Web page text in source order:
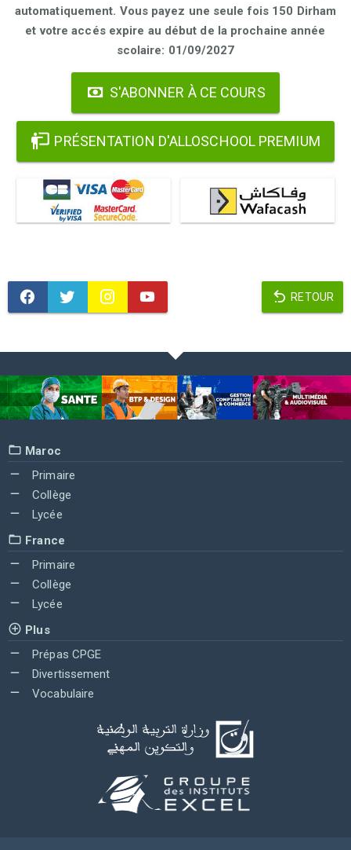
automatiquement. Vous payez une seule fois 150 Dirham
et votre accés expire au début de la prochaine année
scolaire: 01/09/2027
S'ABONNER À CE COURS
PRÉSENTATION D'ALLOSCHOOL PREMIUM
RETOUR
Maroc
Primaire
Collège
Lycée
France
Primaire
Collège
Lycée
Plus
Prépas CPGE
Divertissement
Vocabulaire